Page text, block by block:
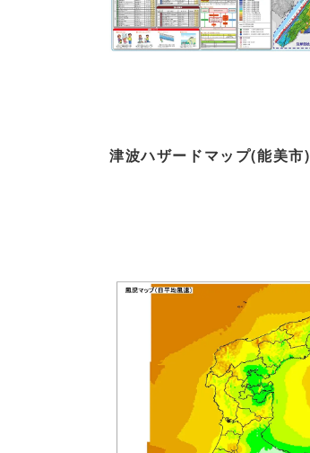
津波ハザードマップ(能美市)